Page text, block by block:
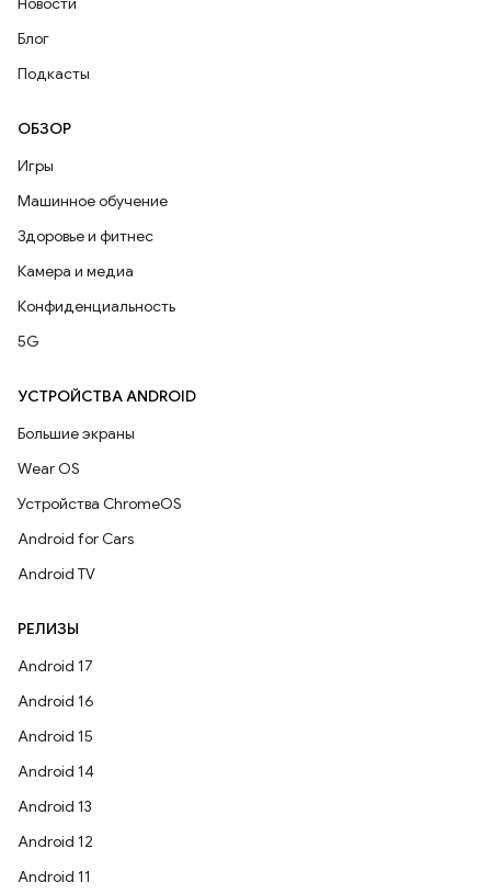
Блог
Подкасты
ОБЗОР
Игры
Машинное обучение
Здоровье и фитнес
Камера и медиа
Конфиденциальность
5G
УСТРОЙСТВА ANDROID
Большие экраны
Wear OS
Устройства ChromeOS
Android for Cars
Android TV
РЕЛИЗЫ
Android 17
Android 16
Android 15
Android 14
Android 13
Android 12
Android 11